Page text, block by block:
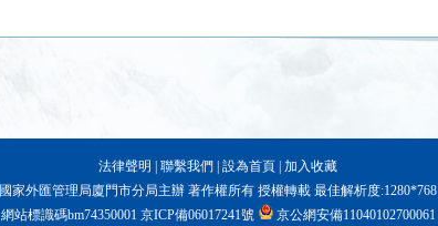
法律聲明 聯繫我們 設為首頁 加入收藏
國家外匯管理局廈門市分局主辦 著作權所有 授權轉載 最佳解析度:1280*768
網站標識碼bm74350001京ICP備06017241號 京公網安備11040102700061